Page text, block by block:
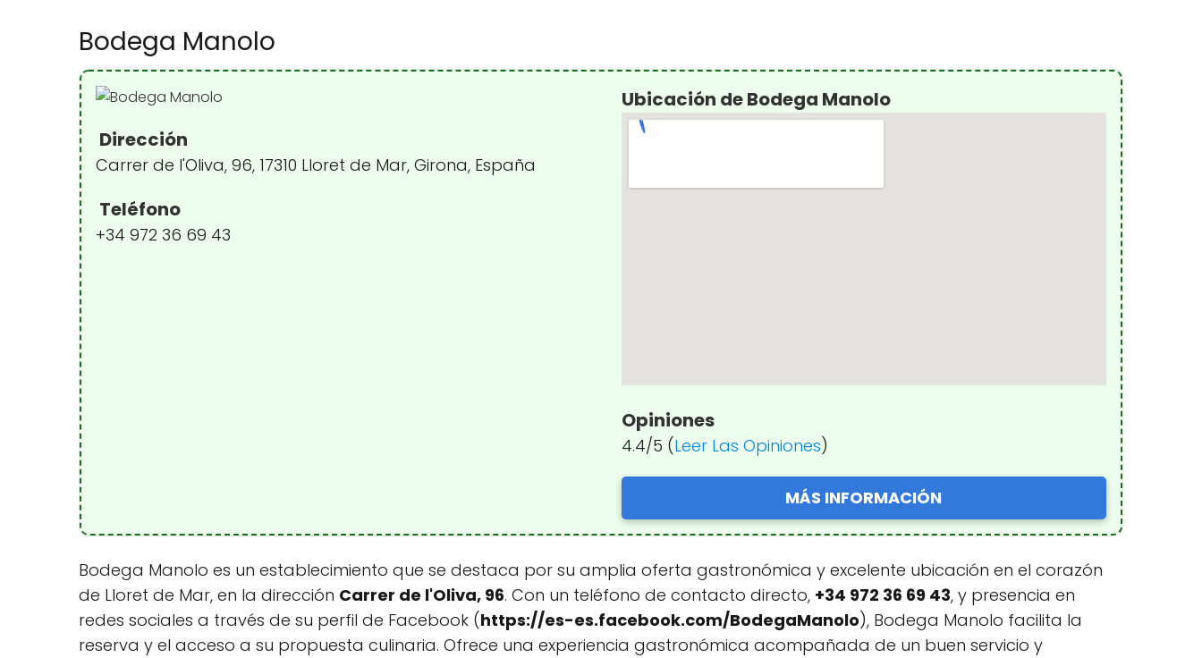
Bodega Manolo
Dirección
Carrer de l'Oliva, 96, 17310 Lloret de Mar, Girona, España
Teléfono
+34 972 36 69 43
Ubicación de Bodega Manolo
Opiniones
4.4/5 (Leer Las Opiniones)
MÁS INFORMACIÓN
Bodega Manolo es un establecimiento que se destaca por su amplia oferta gastronómica y excelente ubicación en el corazón
de Lloret de Mar, en la dirección Carrer de l'Oliva, 96. Con un teléfono de contacto directo, +34 972 36 69 43, y presencia en
redes sociales a través de su perfil de Facebook (https://es-es.facebook.com/BodegaManolo), Bodega Manolo facilita la
reserva y el acceso a su propuesta culinaria. Ofrece una experiencia gastronómica acompañada de un buen servicio y